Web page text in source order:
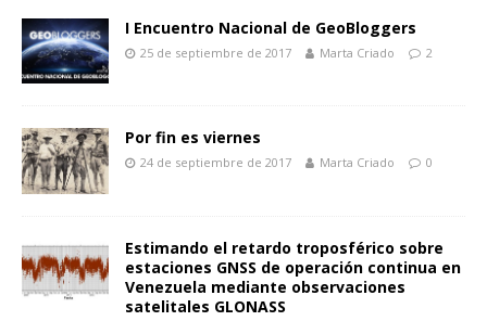
I Encuentro Nacional de GeoBloggers
25 de septiembre de 2017 Marta Criado 2
Por fin es viernes
24 de septiembre de 2017 Marta Criado 0
Estimando el retardo troposférico sobre
estaciones GNSS de operación continua en
Venezuela mediante observaciones
satelitales GLONASS